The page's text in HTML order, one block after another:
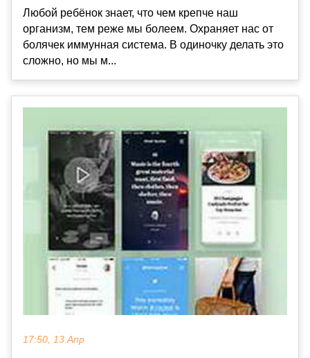
Любой ребёнок знает, что чем крепче наш
организм, тем реже мы болеем. Охраняет нас от
болячек иммунная система. В одиночку делать это
сложно, но мы м...
17:50, 13 Апр